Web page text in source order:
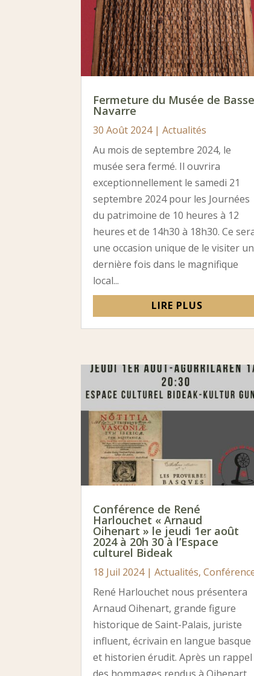
Fermeture du Musée de
Navarre
30 Août 2024|Actualités
Au mois de septembre 2024, le
musée sera fermé. Il ouvrira
exceptionnellement le samedi 21
septembre 2024 pour les Journées
du patrimoine de 10 heures à 12
heures et de 14h30 à 18h30. Ce
une occasion unique de le visiter
dernière fois dans le magnifique
local...
LIRE PLUS
Conférence de René
Harlouchet « Arnaud
Oihenart » le jeudi 1er août
2024 à 20h 30 à l’Espace
culturel Bideak
18 Juil 2024|Actualités,
René Harlouchet nous présentera
Arnaud Oihenart, grande figure
historique de Saint-Palais, juriste
influent, écrivain en langue basque
et historien érudit. Après un rappel